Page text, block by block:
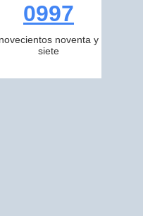
0997
novecientos noventa y
siete